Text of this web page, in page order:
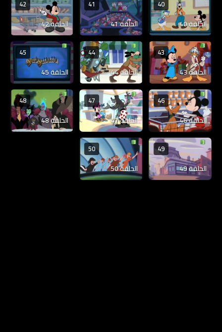
40
الحلقة 40
41
الحلقة 41
42
الحلقة 42
43
الحلقة 43
44
الحلقة 44
45
الحلقة 45
46
الحلقة 46
47
الحلقة 47
48
الحلقة 48
49
الحلقة 49
50
الحلقة 50